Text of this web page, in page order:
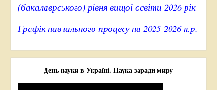
(бакалаврського) рівня вищої освіти 2026 рік
Графік навчального процесу на 2025-2026 н.р.
День науки в Україні. Наука заради миру